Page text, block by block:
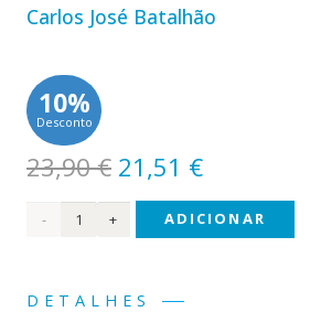
Carlos José Batalhão
10%
Desconto
23,90€ O
preço
original
23,90 €.
21,51 €O
preço
atual
Quantidade
ADICIONAR
DETALHES